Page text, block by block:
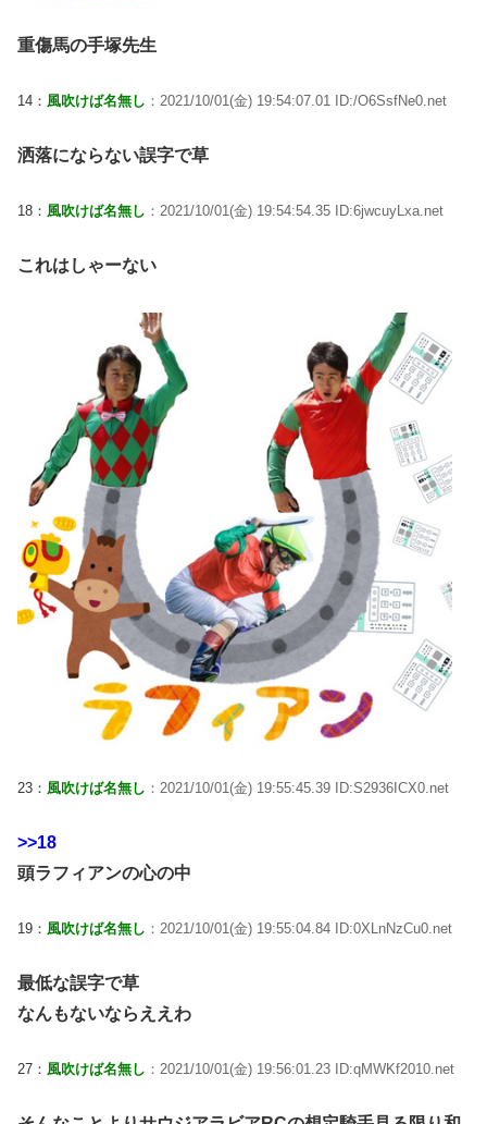
重傷馬の手塚先生
14： 風吹けば名無し ：2021/10/01(金) 19:54:07.01 ID:/O6SsfNe0.net
洒落にならない誤字で草
18： 風吹けば名無し ：2021/10/01(金) 19:54:54.35 ID:6jwcuyLxa.net
これはしゃーない
23： 風吹けば名無し ：2021/10/01(金) 19:55:45.39 ID:S2936ICX0.net
>>18
頭ラフィアンの心の中
19： 風吹けば名無し ：2021/10/01(金) 19:55:04.84 ID:0XLnNzCu0.net
最低な誤字で草
なんもないならええわ
27： 風吹けば名無し ：2021/10/01(金) 19:56:01.23 ID:qMWKf2010.net